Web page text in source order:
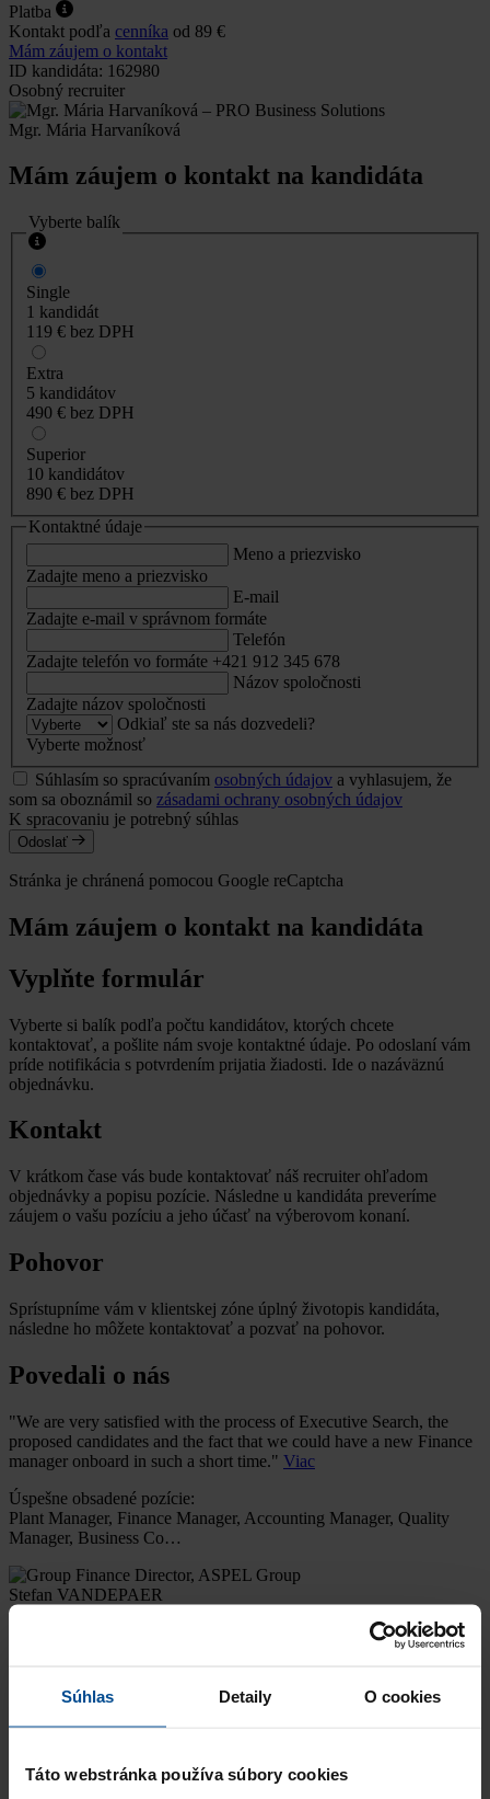
Súhlas Detaily O cookies
Táto webstránka používa súbory cookies
Platba
Kontakt podľa cenníka od 89 €
Mám záujem o kontakt
ID kandidáta: 162980
Osobný recruiter
Mgr. Mária Harvaníková
Mám záujem o kontakt na kandidáta
Vyberte balík
Single
1 kandidát
119 € bez DPH
Extra
5 kandidátov
490 € bez DPH
Superior
10 kandidátov
890 € bez DPH
Kontaktné údaje
Meno a priezvisko
Zadajte meno a priezvisko
E-mail
Zadajte e-mail v správnom formáte
Telefón
Zadajte telefón vo formáte +421 912 345 678
Názov spoločnosti
Zadajte názov spoločnosti
Odkiaľ ste sa nás dozvedeli?
Vyberte možnosť
Súhlasím so spracúvaním osobných údajov a vyhlasujem, že
som sa oboznámil so zásadami ochrany osobných údajov
K spracovaniu je potrebný súhlas
Odoslať
Stránka je chránená pomocou Google reCaptcha
Mám záujem o kontakt na kandidáta
Vyplňte formulár
Vyberte si balík podľa počtu kandidátov, ktorých chcete
kontaktovať, a pošlite nám svoje kontaktné údaje. Po odoslaní vám
príde notifikácia s potvrdením prijatia žiadosti. Ide o nazáväznú
objednávku.
Kontakt
V krátkom čase vás bude kontaktovať náš recruiter ohľadom
objednávky a popisu pozície. Následne u kandidáta preveríme
záujem o vašu pozíciu a jeho účasť na výberovom konaní.
Pohovor
Sprístupníme vám v klientskej zóne úplný životopis kandidáta,
následne ho môžete kontaktovať a pozvať na pohovor.
Povedali o nás
"We are very satisfied with the process of Executive Search, the
proposed candidates and the fact that we could have a new Finance
manager onboard in such a short time." Viac
Úspešne obsadené pozície:
Plant Manager, Finance Manager, Accounting Manager, Quality
Manager, Business Co…
Stefan VANDEPAER
Group Finance Director, ASPEL Group
,,Spolupráca s PRO Business Solutions bola veľmi profesionálna
rozšírením nášho pracovného tímu vhodným kandid…Viac
Úspešne obsadené pozície: